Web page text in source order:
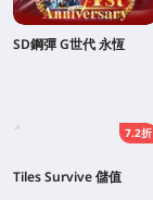
SD鋼彈 G世代 永恆
7.2折
Tiles Survive 儲值